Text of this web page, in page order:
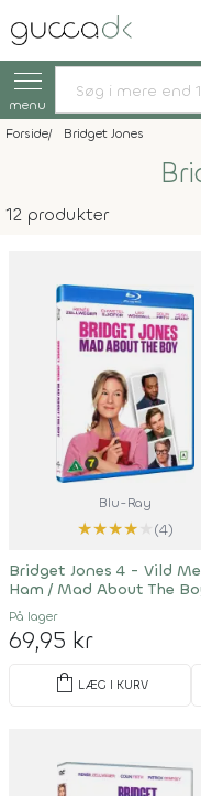
menu
Forside Bridget Jones
12 produkter
Blu-Ray
★★★★
(4)
Bridget Jones 4 - Vild
Ham / Mad About The
På lager
69,95 kr
shopping_bag LÆG I KURV